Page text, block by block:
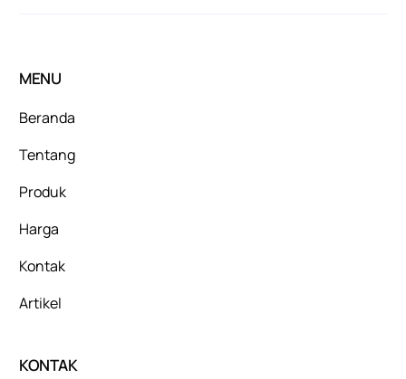
MENU
Beranda
Tentang
Produk
Harga
Kontak
Artikel
KONTAK